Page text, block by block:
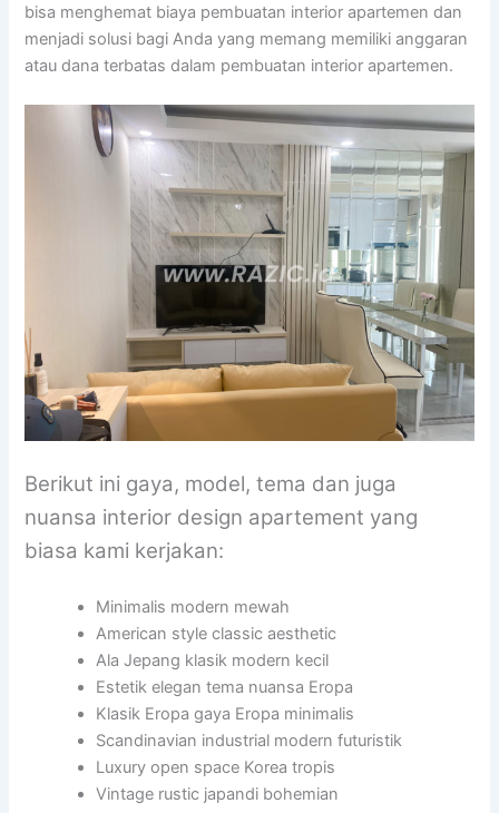
bisa menghemat biaya pembuatan interior apartemen dan
menjadi solusi bagi Anda yang memang memiliki anggaran
atau dana terbatas dalam pembuatan interior apartemen.
Berikut ini gaya, model, tema dan juga
nuansa interior design apartement yang
biasa kami kerjakan:
Minimalis modern mewah
American style classic aesthetic
Ala Jepang klasik modern kecil
Estetik elegan tema nuansa Eropa
Klasik Eropa gaya Eropa minimalis
Scandinavian industrial modern futuristik
Luxury open space Korea tropis
Vintage rustic japandi bohemian